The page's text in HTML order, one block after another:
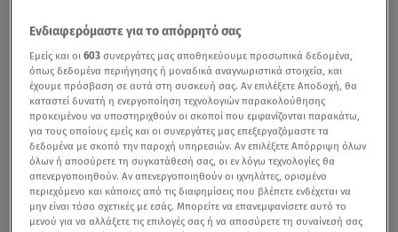
Ενδιαφερόμαστε για το απόρρητό σας
Εμείς και οι603 συνεργάτες μας αποθηκεύουμε προσωπικά δεδομένα,
όπως δεδομένα περιήγησης ή μοναδικά αναγνωριστικά στοιχεία, και
έχουμε πρόσβαση σε αυτά στη συσκευή σας. Αν επιλέξετε Αποδοχή, θα
καταστεί δυνατή η ενεργοποίηση τεχνολογιών παρακολούθησης
προκειμένου να υποστηριχθούν οι σκοποί που εμφανίζονται παρακάτω,
για τους οποίους εμείς και οι συνεργάτες μας επεξεργαζόμαστε τα
δεδομένα με σκοπό την παροχή υπηρεσιών. Αν επιλέξετε Απόρριψη όλων
όλων ή αποσύρετε τη συγκατάθεσή σας, οι εν λόγω τεχνολογίες θα
απενεργοποιηθούν. Αν απενεργοποιηθούν οι ιχνηλάτες, ορισμένο
περιεχόμενο και κάποιες από τις διαφημίσεις που βλέπετε ενδέχεται να
μην είναι τόσο σχετικές με εσάς. Μπορείτε να επανεμφανίσετε αυτό το
μενού για να αλλάξετε τις επιλογές σας ή να αποσύρετε τη συναίνεσή σας